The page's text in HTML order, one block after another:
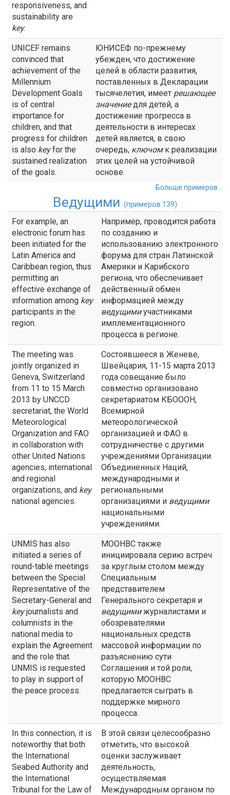
responsiveness, and
sustainability are
key.
UNICEF remains
convinced that
achievement of the
Millennium
Development Goals
is of central
importance for
children, and that
progress for children
is also keyfor the
sustained realization
of the goals.
ЮНИСЕФ по-прежнему
убежден, что достижение
целей в области развития,
поставленных в Декларации
тысячелетия, имеет решающее
значениедля детей, а
достижение прогресса в
деятельности в интересах
детей является, в свою
очередь, ключомк реализации
этих целей на устойчивой
основе.
Больше примеров...
Ведущими (примеров 139)
For example, an
electronic forum has
been initiated for the
Latin America and
Caribbean region, thus
permitting an
effective exchange of
information among key
participants in the
region.
Например, проводится работа
по созданию и
использованию электронного
форума для стран Латинской
Америки и Карибского
региона, что обеспечивает
действенный обмен
информацией между
ведущимиучастниками
имплементационного
процесса в регионе.
The meeting was
jointly organized in
Geneva, Switzerland
from 11 to 15 March
2013 by UNCCD
secretariat, the World
Meteorological
Organization and FAO
in collaboration with
other United Nations
agencies, international
and regional
organizations, and key
national agencies.
Состоявшееся в Женеве,
Швейцария, 11-15 марта 2013
года совещание было
совместно организовано
секретариатом КБОООН,
Всемирной
метеорологической
организацией и ФАО в
сотрудничестве с другими
учреждениями Организации
Объединенных Наций,
международными и
региональными
организациями и ведущими
национальными
учреждениями.
UNMIS has also
initiated a series of
round-table meetings
between the Special
Representative of the
Secretary-General and
keyjournalists and
columnists in the
national media to
explain the Agreement
and the role that
UNMIS is requested
to play in support of
the peace process.
МООНВС также
инициировала серию встреч
за круглым столом между
Специальным
представителем
Генерального секретаря и
ведущимижурналистами и
обозревателями
национальных средств
массовой информации по
разъяснению сути
Соглашения и той роли,
которую МООНВС
предлагается сыграть в
поддержке мирного
процесса.
In this connection, it is
noteworthy that both
the International
Seabed Authority and
the International
Tribunal for the Law of
В этой связи целесообразно
отметить, что высокой
оценки заслуживает
деятельность,
осуществляемая
Международным органом по